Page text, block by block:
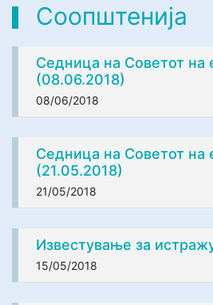
Соопштенија
Седница на Советот на
(08.06.2018)
08/06/2018
Седница на Советот на
(21.05.2018)
21/05/2018
Известување за
15/05/2018